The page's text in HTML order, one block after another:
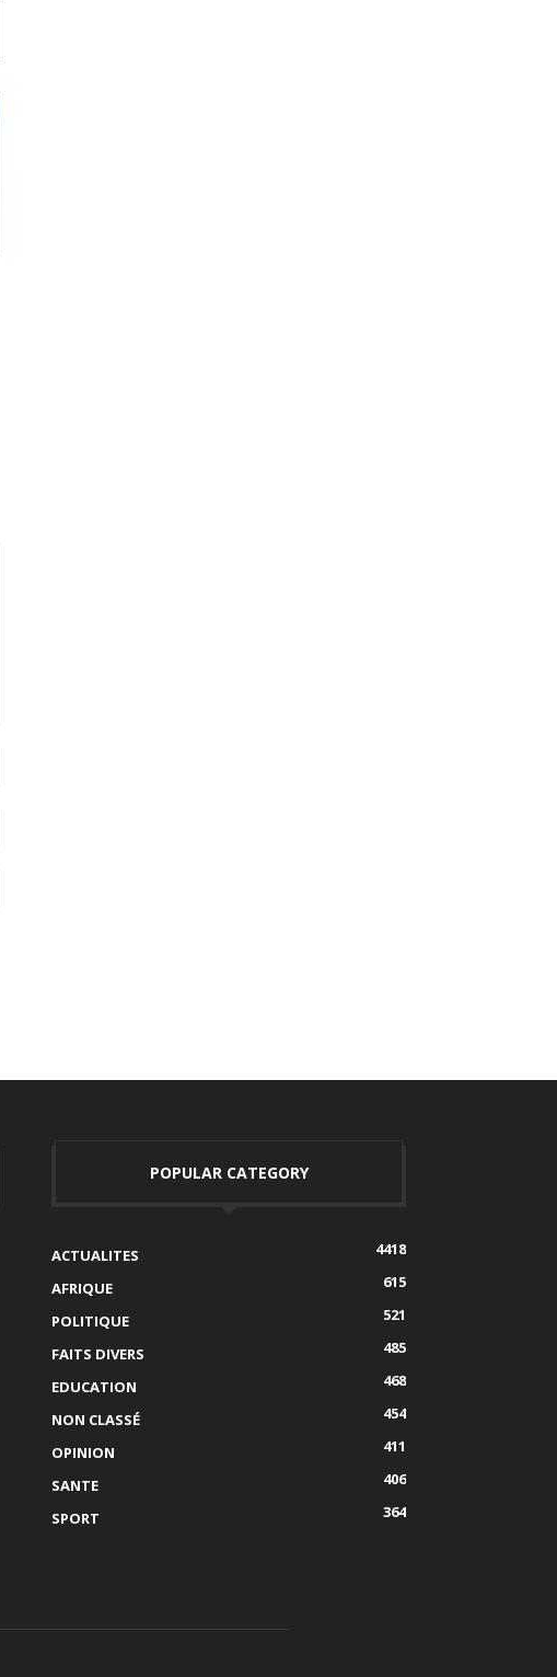
POPULAR CATEGORY
ACTUALITES
4418
AFRIQUE
615
POLITIQUE
521
FAITS DIVERS
485
EDUCATION
468
NON CLASSÉ
454
OPINION
411
SANTE
406
SPORT
364